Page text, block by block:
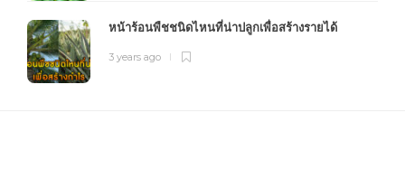
หน้าร้อนพืชชนิดไหนที่น่าปลูกเพื่อสร้างรายได้
3 years ago